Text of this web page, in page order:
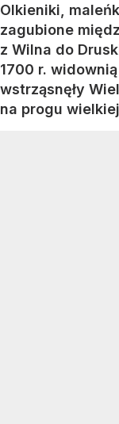
Olkieniki,
zagubione
z Wilna do
1700 r.
wstrząsnęły
na progu